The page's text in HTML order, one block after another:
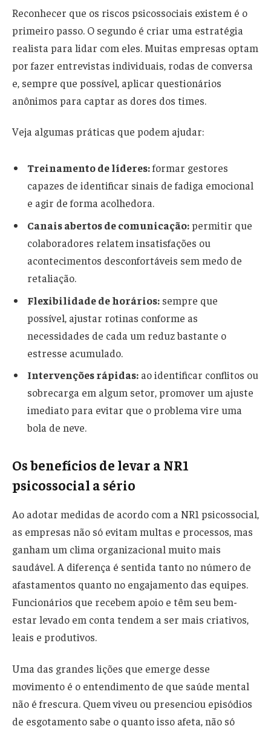
Reconhecer que os riscos psicossociais existem é o
primeiro passo. O segundo é criar uma estratégia
realista para lidar com eles. Muitas empresas optam
por fazer entrevistas individuais, rodas de conversa
e, sempre que possível, aplicar questionários
anônimos para captar as dores dos times.
Veja algumas práticas que podem ajudar:
Treinamento de líderes:formar gestores
capazes de identificar sinais de fadiga emocional
e agir de forma acolhedora.
Canais abertos de comunicação:permitir que
colaboradores relatem insatisfações ou
acontecimentos desconfortáveis sem medo de
retaliação.
Flexibilidade de horários: sempre que
possível, ajustar rotinas conforme as
necessidades de cada um reduz bastante o
estresse acumulado.
Intervenções rápidas: ao identificar conflitos ou
sobrecarga em algum setor, promover um ajuste
imediato para evitar que o problema vire uma
bola de neve.
Os benefícios de levar a NR1
psicossocial a sério
Ao adotar medidas de acordo com a NR1 psicossocial,
as empresas não só evitam multas e processos, mas
ganham um clima organizacional muito mais
saudável. A diferença é sentida tanto no número de
afastamentos quanto no engajamento das equipes.
Funcionários que recebem apoio e têm seu bem-
estar levado em conta tendem a ser mais criativos,
leais e produtivos.
Uma das grandes lições que emerge desse
movimento é o entendimento de que saúde mental
não é frescura. Quem viveu ou presenciou episódios
de esgotamento sabe o quanto isso afeta, não só